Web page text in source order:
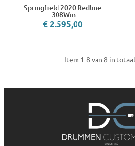
Springfield 2020 Redline
.308Win
€ 2.595,00
Item 1-8 van 8 in